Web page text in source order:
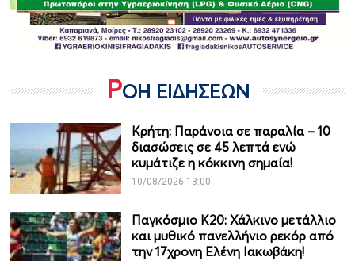
ΡΟΗ ΕΙΔΗΣΕΩΝ
Κρήτη: Παράνοια σε παραλία – 10
διασώσεις σε 45 λεπτά ενώ
κυμάτιζε η κόκκινη σημαία!
10/08/2026 13:00
Παγκόσμιο Κ20: Χάλκινο μετάλλιο
και μυθικό πανελλήνιο ρεκόρ από
την 17χρονη Ελένη Ιακωβάκη!